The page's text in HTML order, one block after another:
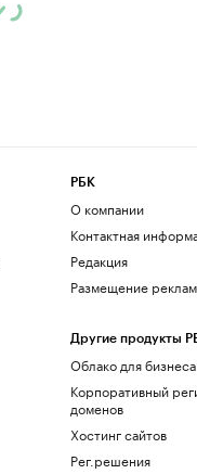
РБК
О компании
Контактная
Редакция
Размещение
Другие продукты
Облако для бизнеса
Корпоративный
доменов
Хостинг сайтов
Рег.решения